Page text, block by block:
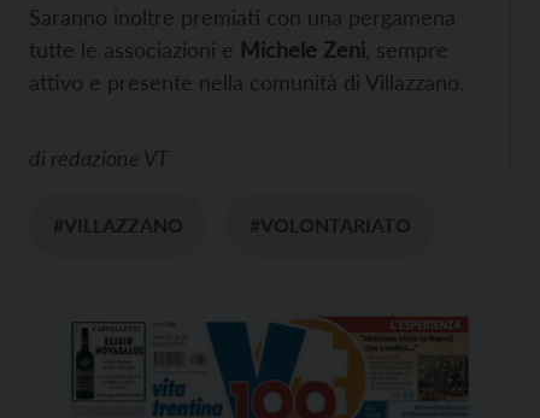
Saranno inoltre premiati con una pergamena
tutte le associazioni e Michele Zeni , sempre
attivo e presente nella comunità di Villazzano.
di redazione VT
#VILLAZZANO #VOLONTARIATO